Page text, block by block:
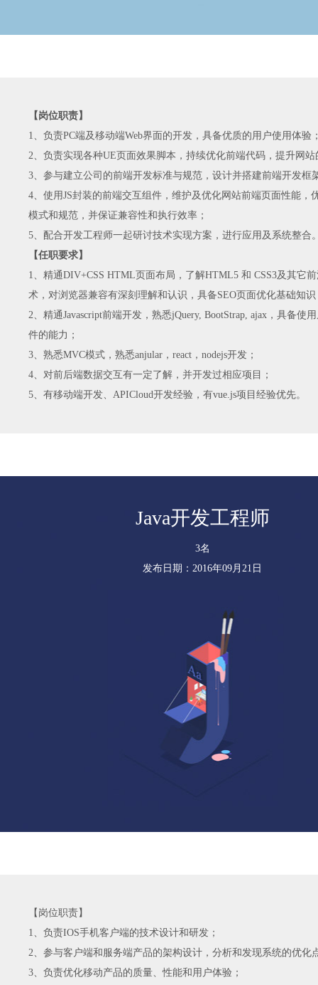
【岗位职责】
1、负责PC端及移动端Web界面的开发，具备优质的用户使用体验
2、负责实现各种UE页面效果脚本，持续优化前端代码，提升网
3、参与建立公司的前端开发标准与规范，设计并搭建前端开发框
4、使用JS封装的前端交互组件，维护及优化网站前端页面性能，
模式和规范，并保证兼容性和执行效率；
5、配合开发工程师一起研讨技术实现方案，进行应用及系统整合
【任职要求】
1、精通DIV+CSS HTML页面布局，了解HTML5 和 CSS3及其它
术，对浏览器兼容有深刻理解和认识，具备SEO页面优化基础知识
2、精通Javascript前端开发，熟悉jQuery, BootStrap, ajax，具备使
件的能力；
3、熟悉MVC模式，熟悉anjular，react，nodejs开发；
4、对前后端数据交互有一定了解，并开发过相应项目；
5、有移动端开发、APICloud开发经验，有vue.js项目经验优先。
Java开发工程师
3名
发布日期：2016年09月21日
【岗位职责】
1、负责IOS手机客户端的技术设计和研发；
2、参与客户端和服务端产品的架构设计，分析和发现系统的优化
3、负责优化移动产品的质量、性能和用户体验；